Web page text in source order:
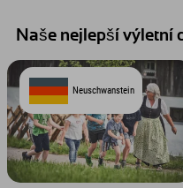
Naše nejlepší výletní
Neuschwanstein